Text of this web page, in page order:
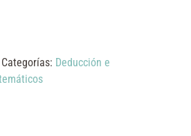
Categorías: Deducción e